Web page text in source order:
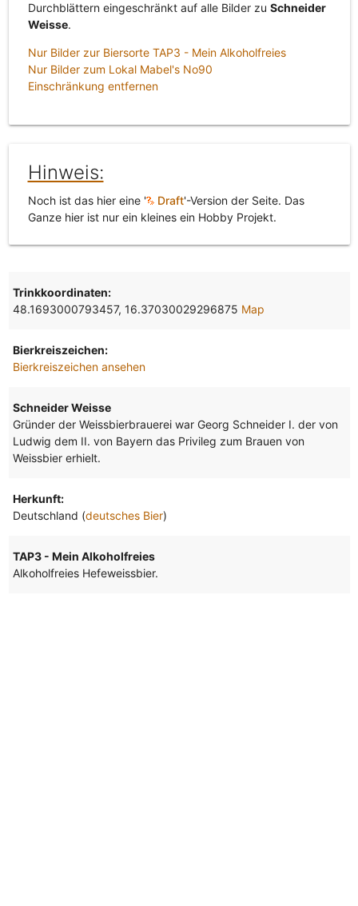
Durchblättern eingeschränkt auf alle Bilder zu Schneider
Weisse.
Nur Bilder zur Biersorte TAP3 - Mein Alkoholfreies
Nur Bilder zum Lokal Mabel's No90
Einschränkung entfernen
Hinweis:
Noch ist das hier eine ' Draft'-Version der Seite. Das
Ganze hier ist nur ein kleines ein Hobby Projekt.
Trinkkoordinaten:
48.1693000793457, 16.37030029296875 Map
Bierkreiszeichen:
Bierkreiszeichen ansehen
Schneider Weisse
Gründer der Weissbierbrauerei war Georg Schneider I. der von
Ludwig dem II. von Bayern das Privileg zum Brauen von
Weissbier erhielt.
Herkunft:
Deutschland (deutsches Bier)
TAP3 - Mein Alkoholfreies
Alkoholfreies Hefeweissbier.